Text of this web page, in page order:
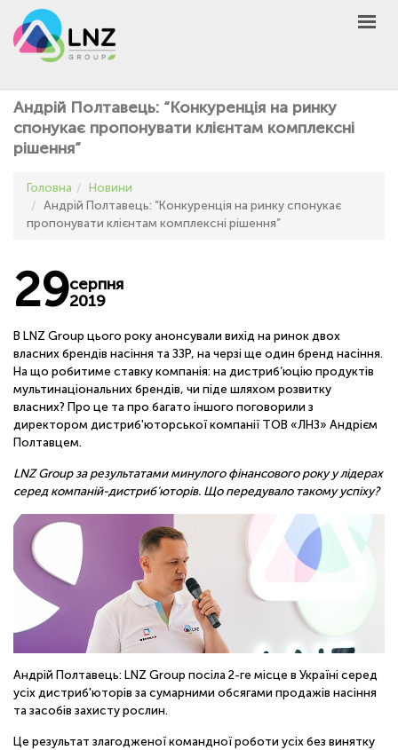
GROUP
AGRO
PRODUCT
MARKET
DEFENDA
НОВИНИ
КОНТАКТИ
ІНШЕ
UA EN PL
КУПИТИ
ОНЛАЙН
Андрій Полтавець: “Конкуренція на ринку
спонукає пропонувати клієнтам комплексні
рішення”
Головна
Новини
Андрій Полтавець: “Конкуренція на ринку спонукає
пропонувати клієнтам комплексні рішення”
29серпня
2019
В LNZ Group цього року анонсували вихід на ринок двох
власних брендів насіння та ЗЗР, на черзі ще один бренд насіння.
На що робитиме ставку компанія: на дистриб’юцію продуктів
мультинаціональних брендів, чи піде шляхом розвитку
власних? Про це та про багато іншого поговорили з
директором дистриб'юторської компанії ТОВ «ЛНЗ» Андрієм
Полтавцем.
LNZ Group за результатами минулого фінансового року у лідерах
серед компаній-дистриб’юторів. Що передувало такому успіху?
Андрій Полтавець: LNZ Group посіла 2-ге місце в Україні серед
усіх дистриб'юторів за сумарними обсягами продажів насіння
та засобів захисту рослин.
Це результат злагодженої командної роботи усіх без винятку